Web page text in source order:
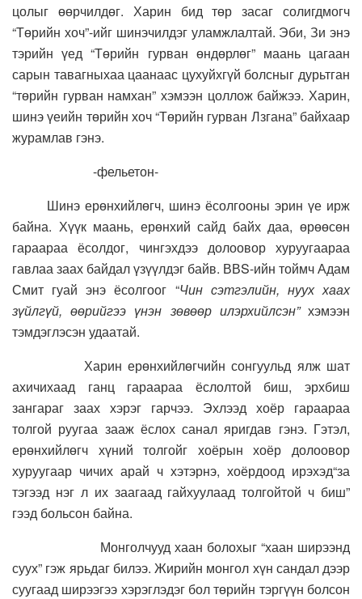
цолыг өөрчилдөг. Харин бид төр засаг солигдмогч
“Төрийн хоч”-ийг шинэчилдэг уламжлалтай. Эби, Зи энэ
тэрийн үед “Төрийн гурван өндөрлөг” маань цагаан
сарын тавагныхаа цаанаас цухуйхгүй болсныг дурьтган
“төрийн гурван намхан” хэмээн цоллож байжээ. Харин,
шинэ үеийн төрийн хоч “Төрийн гурван Лзгана” байхаар
журамлав гэнэ.
-фельетон-
Шинэ ерөнхийлөгч, шинэ ёсолгооны эрин үе ирж
байна. Хүүк маань, ерөнхий сайд байх даа, өрөөсөн
гараараа ёсолдог, чингэхдээ долоовор хуруугаараа
гавлаа заах байдал үзүүлдэг байв. ВВS-ийн тоймч Адам
Смит гуай энэ ёсолгоог “Чин сэтгэлийн, нуух хаах
зүйлгүй, өөрийгээ үнэн зөвөөр илэрхийлсэн”хэмээн
тэмдэглэсэн удаатай.
Харин ерөнхийлөгчийн сонгуульд ялж шат
ахичихаад ганц гараараа ёслолтой биш, эрхбиш
зангараг заах хэрэг гарчээ. Эхлээд хоёр гараараа
толгой руугаа зааж ёслох санал яригдав гэнэ. Гэтэл,
ерөнхийлөгч хүний толгойг хоёрын хоёр долоовор
хуруугаар чичих арай ч хэтэрнэ, хоёрдоод ирэхэд“за
тэгээд нэг л их заагаад гайхуулаад толгойтой ч биш”
гээд больсон байна.
Монголчууд хаан болохыг “хаан ширээнд
суух” гэж ярьдаг билээ. Жирийн монгол хүн сандал дээр
суугаад ширээгээ хэрэглэдэг бол төрийн тэргүүн болсон